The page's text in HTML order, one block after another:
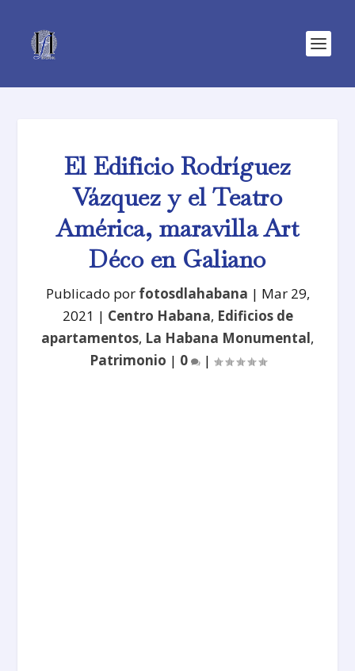
El Edificio Rodríguez
Vázquez y el Teatro
América, maravilla Art
Déco en Galiano
Publicado por fotosdlahabana | Mar 29,
2021 | Centro Habana, Edificios de
apartamentos, La Habana Monumental,
Patrimonio | 0 |